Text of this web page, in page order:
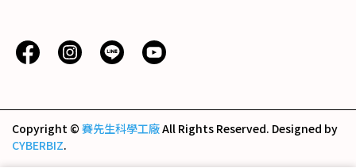
Copyright © 賽先生科學工廠All Rights Reserved. Designed by
CYBERBIZ.